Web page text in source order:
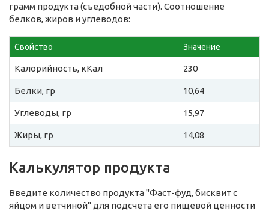
грамм продукта (съедобной части). Соотношение
белков, жиров и углеводов:
Свойство Значение
Калорийность, кКал 230
Белки, гр 10,64
Углеводы, гр 15,97
Жиры, гр 14,08
Калькулятор продукта
Введите количество продукта "Фаст-фуд, бисквит с
яйцом и ветчиной" для подсчета его пищевой ценности